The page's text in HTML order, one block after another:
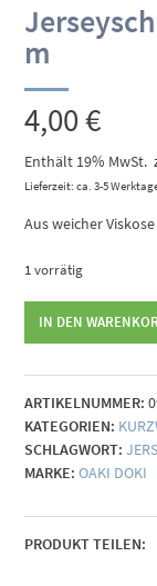
m
4,00€
Enthält 19% MwSt.
Lieferzeit: ca. 3-5
Aus weicher Viskose
1 vorrätig
m
Menge
IN DEN
ARTIKELNUMMER:
KATEGORIEN:
SCHLAGWORT:
MARKE:OAKI DOKI
PRODUKT TEILEN: